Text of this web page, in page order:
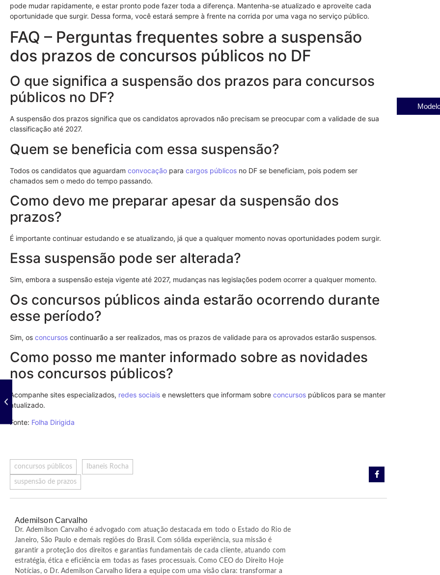
pode mudar rapidamente, e estar pronto pode fazer toda a diferença. Mantenha-se atualizado e aproveite cada
oportunidade que surgir. Dessa forma, você estará sempre à frente na corrida por uma vaga no serviço público.
FAQ – Perguntas frequentes sobre a suspensão
dos prazos de concursos públicos no DF
O que significa a suspensão dos prazos para concursos
públicos no DF?
A suspensão dos prazos significa que os candidatos aprovados não precisam se preocupar com a validade de sua
classificação até 2027.
Quem se beneficia com essa suspensão?
Todos os candidatos que aguardam convocação para cargos públicos no DF se beneficiam, pois podem ser
chamados sem o medo do tempo passando.
Como devo me preparar apesar da suspensão dos
prazos?
É importante continuar estudando e se atualizando, já que a qualquer momento novas oportunidades podem surgir.
Essa suspensão pode ser alterada?
Sim, embora a suspensão esteja vigente até 2027, mudanças nas legislações podem ocorrer a qualquer momento.
Os concursos públicos ainda estarão ocorrendo durante
esse período?
Sim, os concursos continuarão a ser realizados, mas os prazos de validade para os aprovados estarão suspensos.
Como posso me manter informado sobre as novidades
nos concursos públicos?
Acompanhe sites especializados, redes sociais e newsletters que informam sobre concursos públicos para se manter
atualizado.
Fonte: Folha Dirigida
concursos públicos Ibaneis Rocha
suspensão de prazos
Ademilson Carvalho
Dr. Ademilson Carvalho é advogado com atuação destacada em todo o Estado do Rio de
Janeiro, São Paulo e demais regiões do Brasil. Com sólida experiência, sua missão é
garantir a proteção dos direitos e garantias fundamentais de cada cliente, atuando com
estratégia, ética e eficiência em todas as fases processuais. Como CEO do Direito Hoje
Notícias, o Dr. Ademilson Carvalho lidera a equipe com uma visão clara: transformar a